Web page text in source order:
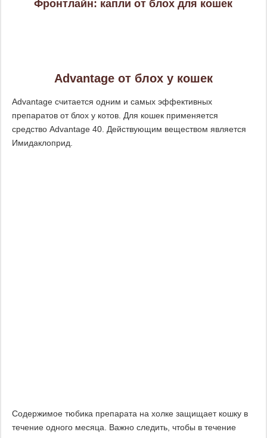
Фронтлайн: капли от блох для кошек
Advantage от блох у кошек
Advantage считается одним и самых эффективных
препаратов от блох у котов. Для кошек применяется
средство Advantage 40. Действующим веществом является
Имидаклоприд.
Содержимое тюбика препарата на холке защищает кошку в
течение одного месяца. Важно следить, чтобы в течение